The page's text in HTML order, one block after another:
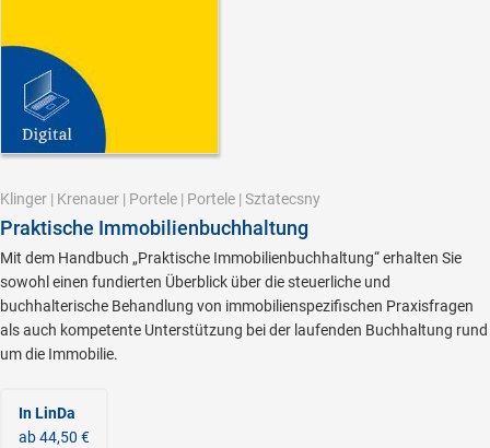
Klinger | Krenauer | Portele | Portele | Sztatecsny
Praktische Immobilienbuchhaltung
Mit dem Handbuch „Praktische Immobilienbuchhaltung“ erhalten Sie
sowohl einen fundierten Überblick über die steuerliche und
buchhalterische Behandlung von immobilienspezifischen Praxisfragen
als auch kompetente Unterstützung bei der laufenden Buchhaltung rund
um die Immobilie.
In LinDa
ab 44,50 €